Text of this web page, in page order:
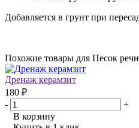
Добавляется в грунт при
Похожие товары для Песок
Дренаж керамзит
180 ₽
-
+
В корзину